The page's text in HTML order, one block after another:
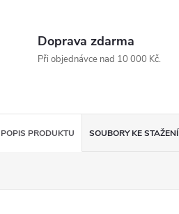
Doprava zdarma
Při objednávce nad 10 000 Kč.
POPIS PRODUKTU SOUBORY KE STAŽENÍ